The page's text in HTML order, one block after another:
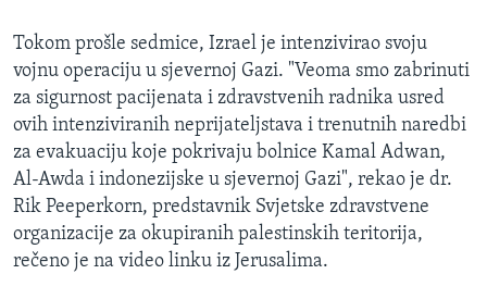
Tokom prošle sedmice, Izrael je intenzivirao svoju
vojnu operaciju u sjevernoj Gazi. "Veoma smo zabrinuti
za sigurnost pacijenata i zdravstvenih radnika usred
ovih intenziviranih neprijateljstava i trenutnih naredbi
za evakuaciju koje pokrivaju bolnice Kamal Adwan,
Al-Awda i indonezijske u sjevernoj Gazi", rekao je dr.
Rik Peeperkorn, predstavnik Svjetske zdravstvene
organizacije za okupiranih palestinskih teritorija,
rečeno je na video linku iz Jerusalima.